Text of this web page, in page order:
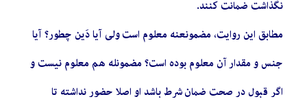
نگذاشت ضمانت کنند.
مطابق این روایت، مضمون­عنه معلوم است ولی آیا دَین چطور؟ آیا
جنس و مقدار آن معلوم بوده است؟ مضمون­له هم معلوم نیست و
اگر قبول در صحت ضمان شرط باشد او اصلا حضور نداشته تا